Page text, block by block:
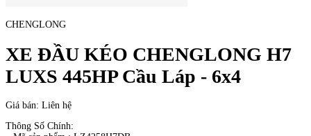
CHENGLONG
XE ĐẦU KÉO CHENGLONG H7
LUXS 445HP Cầu Láp - 6x4
Giá bán: Liên hệ
Thông Số Chính:​